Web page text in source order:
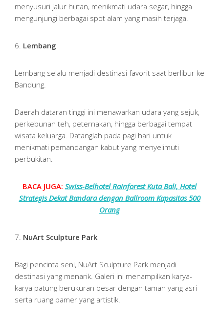
menyusuri jalur hutan, menikmati udara segar, hingga
mengunjungi berbagai spot alam yang masih terjaga.
6. Lembang
Lembang selalu menjadi destinasi favorit saat berlibur ke
Bandung.
Daerah dataran tinggi ini menawarkan udara yang sejuk,
perkebunan teh, peternakan, hingga berbagai tempat
wisata keluarga. Datanglah pada pagi hari untuk
menikmati pemandangan kabut yang menyelimuti
perbukitan.
BACA JUGA: Swiss-Belhotel Rainforest Kuta Bali, Hotel
Strategis Dekat Bandara dengan Ballroom Kapasitas 500
Orang
7. NuArt Sculpture Park
Bagi pencinta seni, NuArt Sculpture Park menjadi
destinasi yang menarik. Galeri ini menampilkan karya-
karya patung berukuran besar dengan taman yang asri
serta ruang pamer yang artistik.